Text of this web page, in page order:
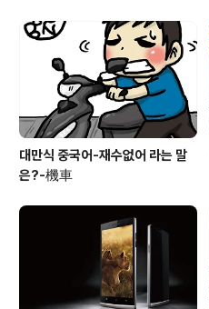
대만식 중국어-재수없어 라는 말
은?-機車